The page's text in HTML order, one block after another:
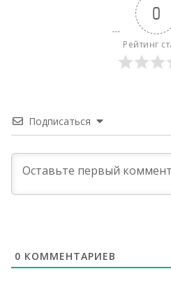
0
Рейтинг
Подписаться
0 КОММЕНТАРИЕВ